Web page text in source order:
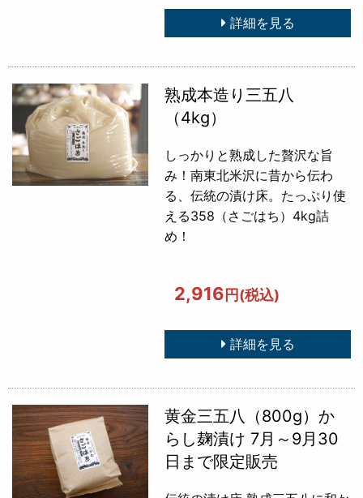
詳細を見る
熟成本造り三五八
（4kg）
しっかりと熟成した贅沢な旨
み！南東北米沢に昔から伝わ
る、伝統の漬け床。たっぷり使
える358（さごはち）4kg詰
め！
2,916円(税込)
詳細を見る
黄金三五八（800g）か
らし麹漬け 7月～9月30
日まで限定販売